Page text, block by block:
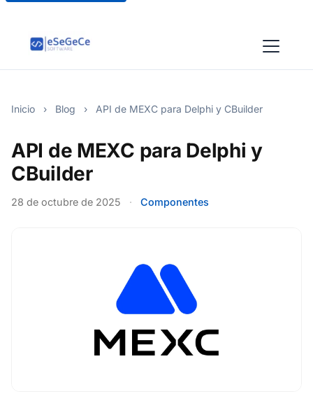
Inicio › Blog › API de MEXC para Delphi y CBuilder
API de MEXC para Delphi y
CBuilder
28 de octubre de 2025 · Componentes